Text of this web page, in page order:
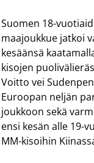
Suomen 18-
maajoukkue jatkoi
kesäänsä
kisojen
Voitto vei
Euroopan neljän
joukkoon sekä
ensi kesän alle 19-
MM-kisoihin